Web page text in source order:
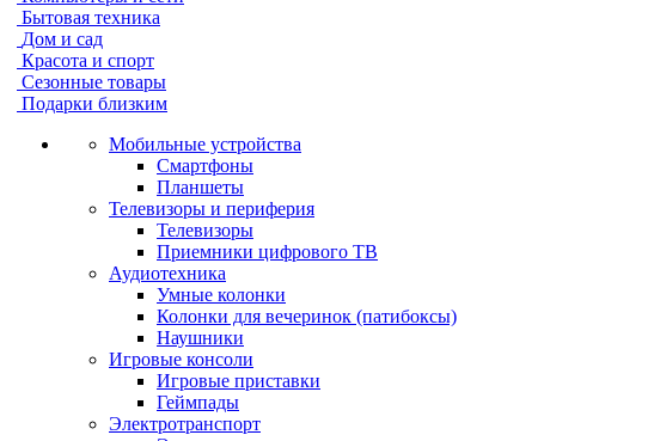
Бытовая техника
Дом и сад
Красота и спорт
Сезонные товары
Подарки близким
Мобильные устройства
Смартфоны
Планшеты
Телевизоры и периферия
Телевизоры
Приемники цифрового ТВ
Аудиотехника
Умные колонки
Колонки для вечеринок (патибоксы)
Наушники
Игровые консоли
Игровые приставки
Геймпады
Электротранспорт